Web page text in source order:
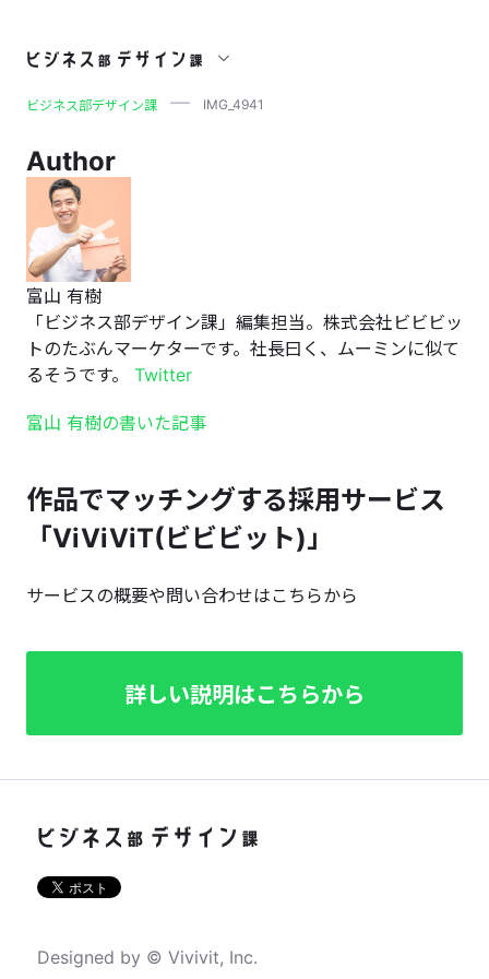
IMG_4941
ビジネス部デザイン課 IMG_4941
Author
富山 有樹
「ビジネス部デザイン課」編集担当。株式会社ビビビッ
トのたぶんマーケターです。社長曰く、ムーミンに似て
るそうです。 Twitter
富山 有樹の書いた記事
作品でマッチングする採用サービス
「ViViViT(ビビビット)」
サービスの概要や問い合わせはこちらから
詳しい説明はこちらから
Designed by © Vivivit, Inc.